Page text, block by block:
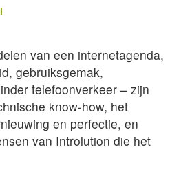
van een internetagenda,
gebruiksgemak,
telefoonverkeer – zijn
know-how, het
en perfectie, en
van Introlution die het